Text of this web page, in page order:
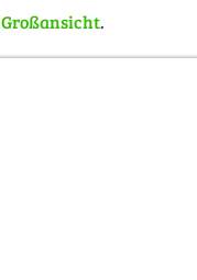
Großansicht.